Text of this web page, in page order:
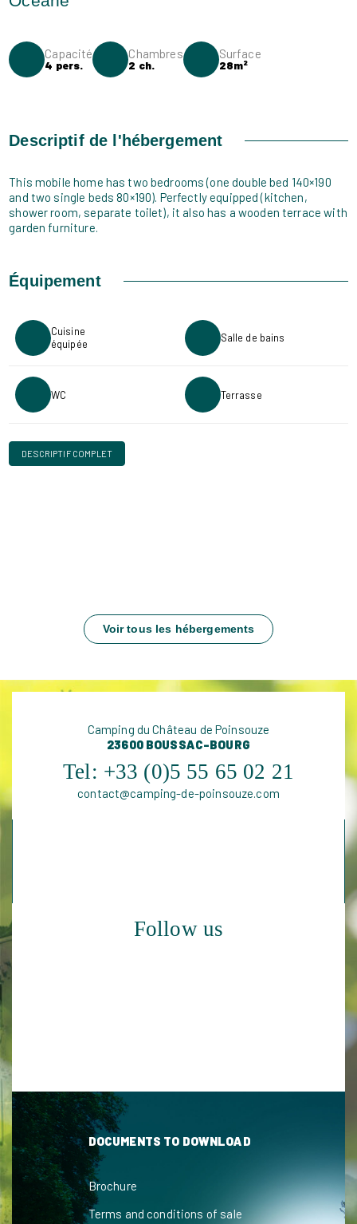
Capacité
4 pers.
Chambres
2 ch.
Surface
28m²
Descriptif de l'hébergement
This mobile home has two bedrooms (one double bed 140×190
and two single beds 80×190). Perfectly equipped (kitchen,
shower room, separate toilet), it also has a wooden terrace with
garden furniture.
Équipement
Cuisine
équipée
Salle de bains
WC Terrasse
DESCRIPTIF COMPLET
Voir tous les hébergements
Camping du Château de Poinsouze
23600 BOUSSAC-BOURG
Tel: +33 (0)5 55 65 02 21
contact@camping-de-poinsouze.com
Follow us
DOCUMENTS TO DOWNLOAD
Brochure
Terms and conditions of sale